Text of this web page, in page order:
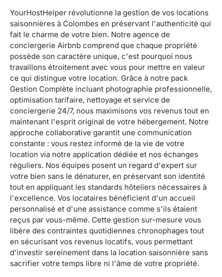
YourHostHelper révolutionne la gestion de vos locations
saisonnières à Colombes en préservant l'authenticité qui
fait le charme de votre bien. Notre agence de
conciergerie Airbnb comprend que chaque propriété
possède son caractère unique, c'est pourquoi nous
travaillons étroitement avec vous pour mettre en valeur
ce qui distingue votre location. Grâce à notre pack
Gestion Complète incluant photographie professionnelle,
optimisation tarifaire, nettoyage et service de
conciergerie 24/7, nous maximisons vos revenus tout en
maintenant l'esprit original de votre hébergement. Notre
approche collaborative garantit une communication
constante : vous restez informé de la vie de votre
location via notre application dédiée et nos échanges
réguliers. Nos équipes posent un regard d'expert sur
votre bien sans le dénaturer, en préservant son identité
tout en appliquant les standards hôteliers nécessaires à
l'excellence. Vos locataires bénéficient d'un accueil
personnalisé et d'une assistance comme s'ils étaient
reçus par vous-même. Cette gestion sur-mesure vous
libère des contraintes quotidiennes chronophages tout
en sécurisant vos revenus locatifs, vous permettant
d'investir sereinement dans la location saisonnière sans
sacrifier votre temps libre ni l'âme de votre propriété.